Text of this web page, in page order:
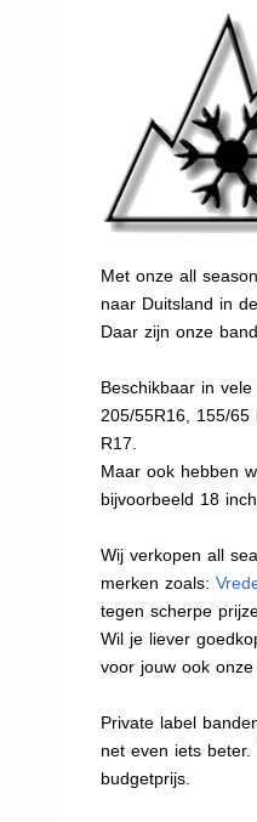
Met onze all
naar Duitsland in
Daar zijn onze
Beschikbaar in
205/55R16, 155/
R17.
Maar ook hebben
bijvoorbeeld 18
Wij verkopen all
merken zoals:
tegen scherpe
Wil je liever
voor jouw ook onze
Private label
net even iets
budgetprijs.